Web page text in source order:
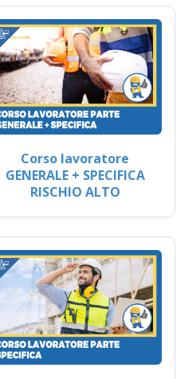
Corso lavoratore
GENERALE + SPECIFICA
RISCHIO ALTO